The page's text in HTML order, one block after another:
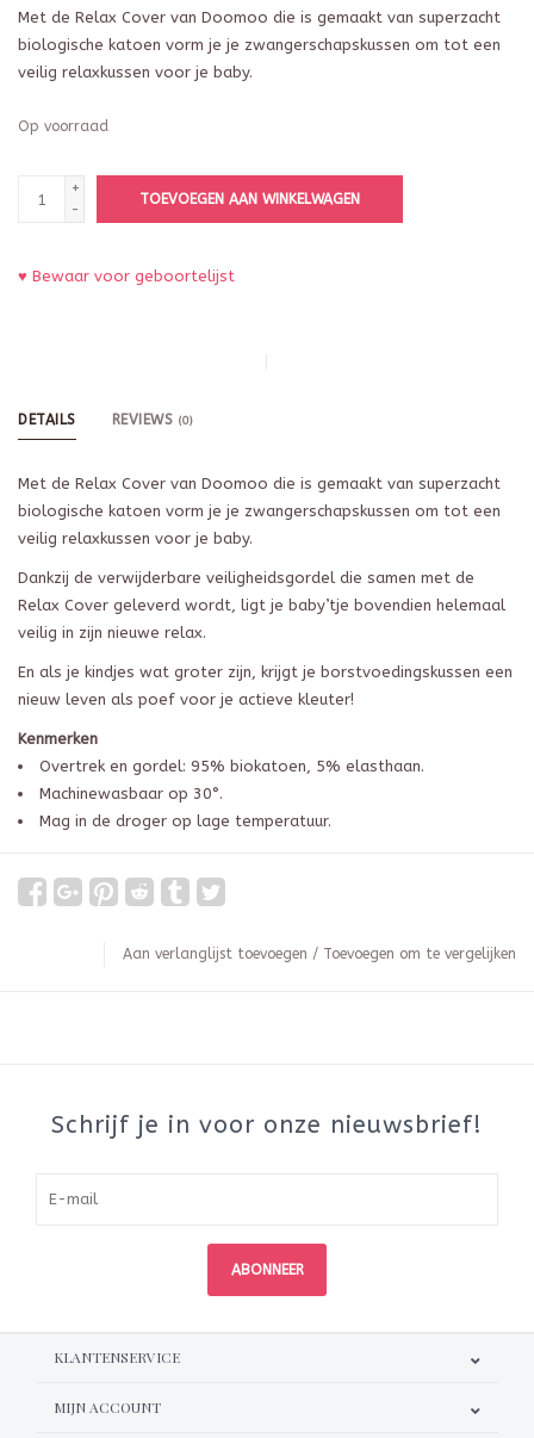
Met de Relax Cover van Doomoo die is gemaakt van superzacht
biologische katoen vorm je je zwangerschapskussen om tot een
veilig relaxkussen voor je baby.
Op voorraad
+
-
TOEVOEGEN AAN WINKELWAGEN
♥ Bewaar voor geboortelijst
DETAILS REVIEWS (0)
Met de Relax Cover van Doomoo die is gemaakt van superzacht
biologische katoen vorm je je zwangerschapskussen om tot een
veilig relaxkussen voor je baby.
Dankzij de verwijderbare veiligheidsgordel die samen met de
Relax Cover geleverd wordt, ligt je baby’tje bovendien helemaal
veilig in zijn nieuwe relax.
En als je kindjes wat groter zijn, krijgt je borstvoedingskussen een
nieuw leven als poef voor je actieve kleuter!
Kenmerken
Overtrek en gordel: 95% biokatoen, 5% elasthaan.
Machinewasbaar op 30°.
Mag in de droger op lage temperatuur.
Aan verlanglijst toevoegen / Toevoegen om te vergelijken
Schrijf je in voor onze nieuwsbrief!
ABONNEER
KLANTENSERVICE
MIJN ACCOUNT